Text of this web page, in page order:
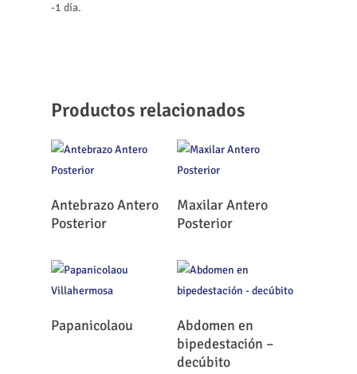
-1 día.
Productos relacionados
Leer Más
Antebrazo Antero
Posterior
Leer Más
Maxilar Antero
Posterior
Leer Más
Papanicolaou
Abdomen en
bipedestación –
decúbito